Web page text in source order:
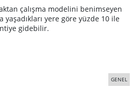
çalışma modelini benimseyen
yaşadıkları yere göre yüzde 10 ile
gidebilir.
GENEL